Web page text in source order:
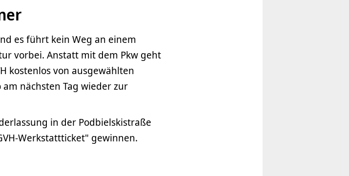
es führt kein Weg an einem
vorbei. Anstatt mit dem Pkw geht
kostenlos von ausgewählten
nächsten Tag wieder zur
in der Podbielskistraße
Werkstattticket" gewinnen.